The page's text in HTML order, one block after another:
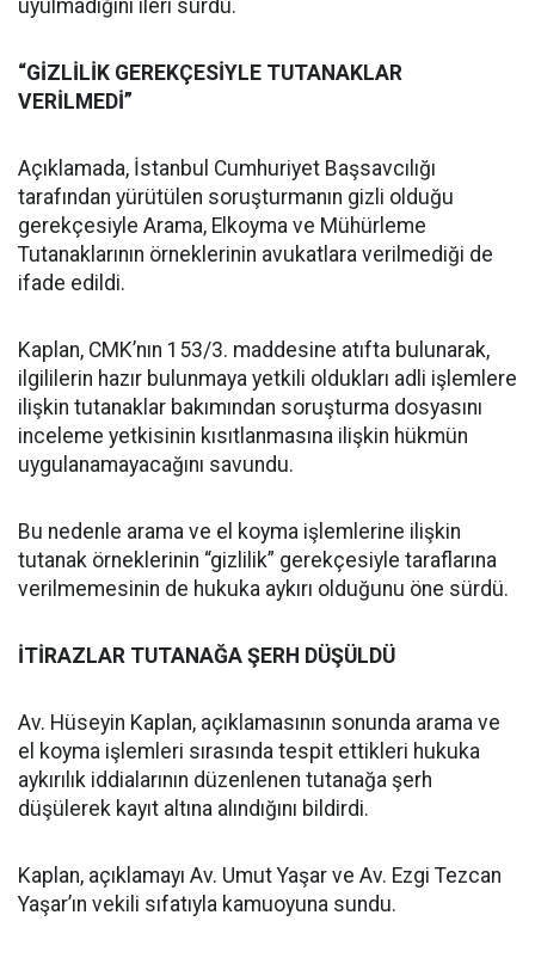
uyulmadığını ileri sürdü.
“GİZLİLİK GEREKÇESİYLE TUTANAKLAR
VERİLMEDİ”
Açıklamada, İstanbul Cumhuriyet Başsavcılığı
tarafından yürütülen soruşturmanın gizli olduğu
gerekçesiyle Arama, Elkoyma ve Mühürleme
Tutanaklarının örneklerinin avukatlara verilmediği de
ifade edildi.
Kaplan, CMK’nın 153/3. maddesine atıfta bulunarak,
ilgililerin hazır bulunmaya yetkili oldukları adli işlemlere
ilişkin tutanaklar bakımından soruşturma dosyasını
inceleme yetkisinin kısıtlanmasına ilişkin hükmün
uygulanamayacağını savundu.
Bu nedenle arama ve el koyma işlemlerine ilişkin
tutanak örneklerinin “gizlilik” gerekçesiyle taraflarına
verilmemesinin de hukuka aykırı olduğunu öne sürdü.
İTİRAZLAR TUTANAĞA ŞERH DÜŞÜLDÜ
Av. Hüseyin Kaplan, açıklamasının sonunda arama ve
el koyma işlemleri sırasında tespit ettikleri hukuka
aykırılık iddialarının düzenlenen tutanağa şerh
düşülerek kayıt altına alındığını bildirdi.
Kaplan, açıklamayı Av. Umut Yaşar ve Av. Ezgi Tezcan
Yaşar’ın vekili sıfatıyla kamuoyuna sundu.